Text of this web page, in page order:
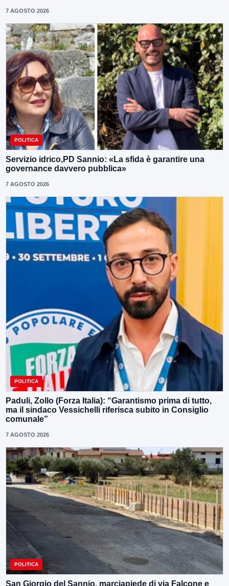
7 AGOSTO 2026
POLITICA
Servizio idrico,PD Sannio: «La sfida è garantire una
governance davvero pubblica»
7 AGOSTO 2026
POLITICA
Paduli, Zollo (Forza Italia): “Garantismo prima di tutto,
ma il sindaco Vessichelli riferisca subito in Consiglio
comunale”
7 AGOSTO 2026
POLITICA
San Giorgio del Sannio, marciapiede di via Falcone e